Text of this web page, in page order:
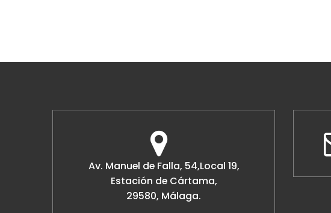
Av. Manuel de Falla, 54,Local 19,
Estación de Cártama,
29580, Málaga.